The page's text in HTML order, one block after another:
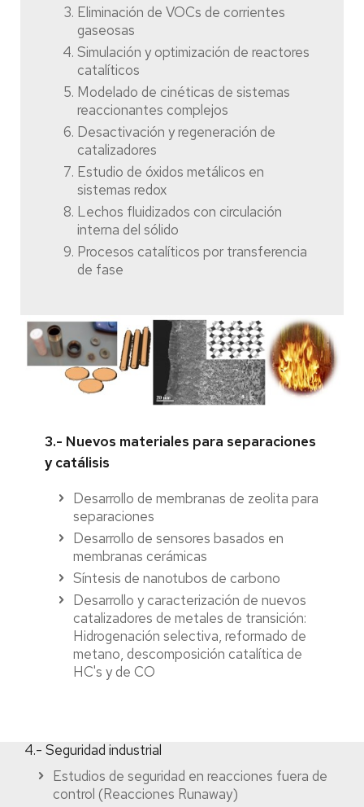
Eliminación de VOCs de corrientes
gaseosas
Simulación y optimización de reactores
catalíticos
Modelado de cinéticas de sistemas
reaccionantes complejos
Desactivación y regeneración de
catalizadores
Estudio de óxidos metálicos en
sistemas redox
Lechos fluidizados con circulación
interna del sólido
Procesos catalíticos por transferencia
de fase
3.- Nuevos materiales para separaciones
y catálisis
Desarrollo de membranas de zeolita para
separaciones
Desarrollo de sensores basados en
membranas cerámicas
Síntesis de nanotubos de carbono
Desarrollo y caracterización de nuevos
catalizadores de metales de transición:
Hidrogenación selectiva, reformado de
metano, descomposición catalítica de
HC's y de CO
4.- Seguridad industrial
Estudios de seguridad en reacciones fuera de
control (Reacciones Runaway)